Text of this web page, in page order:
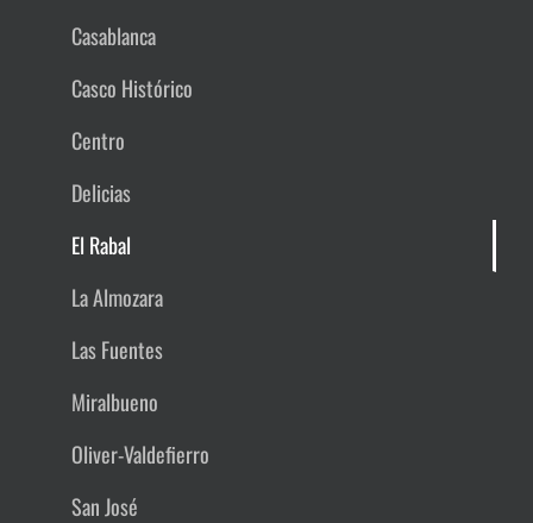
Casablanca
Casco Histórico
Centro
Delicias
El Rabal
La Almozara
Las Fuentes
Miralbueno
Oliver-Valdefierro
San José